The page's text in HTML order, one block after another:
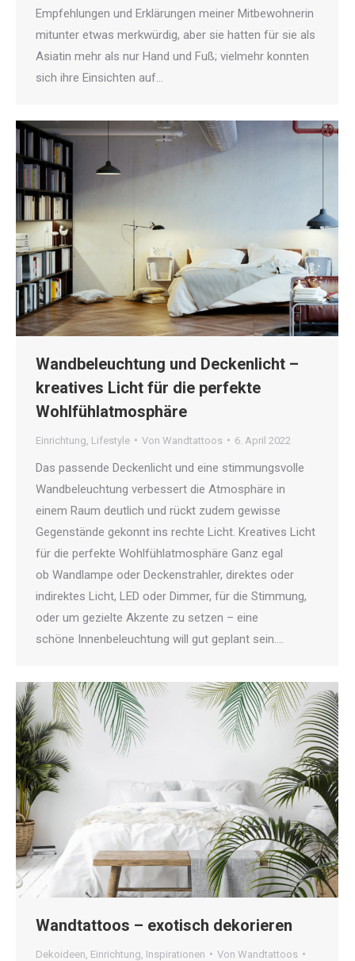
Empfehlungen und Erklärungen meiner Mitbewohnerin
mitunter etwas merkwürdig, aber sie hatten für sie als
Asiatin mehr als nur Hand und Fuß; vielmehr konnten
sich ihre Einsichten auf…
Wandbeleuchtung und Deckenlicht –
kreatives Licht für die perfekte
Wohlfühlatmosphäre
Einrichtung Lifestyle Von Wandtattoos 6. April 2022
Das passende Deckenlicht und eine stimmungsvolle
Wandbeleuchtung verbessert die Atmosphäre in
einem Raum deutlich und rückt zudem gewisse
Gegenstände gekonnt ins rechte Licht. Kreatives Licht
für die perfekte Wohlfühlatmosphäre Ganz egal
ob Wandlampe oder Deckenstrahler, direktes oder
indirektes Licht, LED oder Dimmer, für die Stimmung,
oder um gezielte Akzente zu setzen – eine
schöne Innenbeleuchtung will gut geplant sein.…
Wandtattoos – exotisch dekorieren
Dekoideen Einrichtung Inspirationen Von Wandtattoos